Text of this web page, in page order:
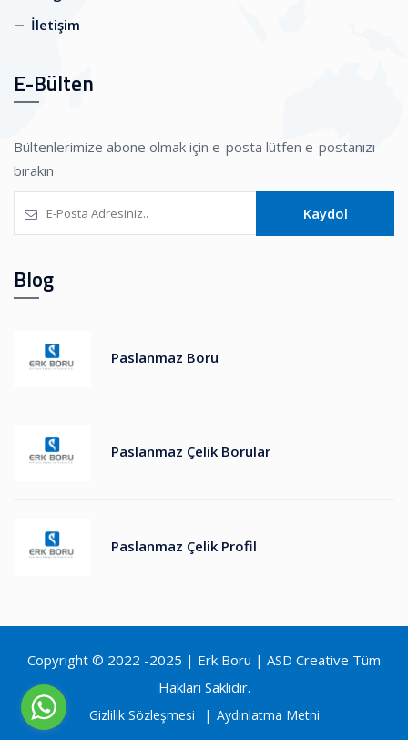
İletişim
E-Bülten
Bültenlerimize abone olmak için e-posta lütfen e-postanızı
bırakın
Kaydol
Blog
Paslanmaz Boru
Paslanmaz Çelik Borular
Paslanmaz Çelik Profil
Copyright © 2022 -2025 | Erk Boru | ASD Creative Tüm
Hakları Saklıdır.
Gizlilik Sözleşmesi Aydınlatma Metni